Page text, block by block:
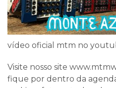
vídeo oficial mtm no
Visite nosso site
fique por dentro da